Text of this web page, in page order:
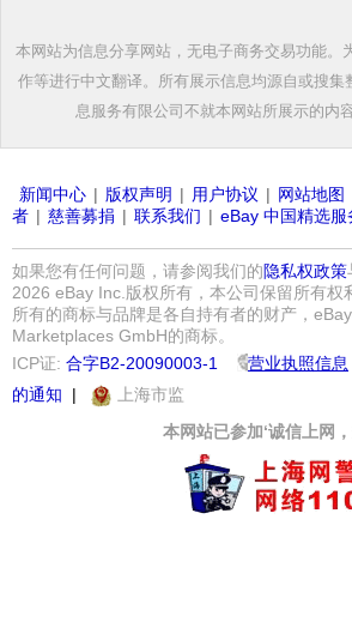
本网站为信息分享网站，无电子商务交易功能
作等进行中文翻译。所有展示信息均源自或搜
息服务有限公司不就本网站所展示的内
新闻中心 | 版权声明 | 用户协议 | 网站地图
者 | 慈善募捐 | 联系我们 | eBay 中国精选服
如果您有任何问题，请参阅我们的隐私权政策
2026 eBay Inc.版权所有，本公司保留所有权
所有的商标与品牌是各自持有者的财产，
Marketplaces GmbH的商标。
ICP证: 合字B2-20090003-1 营业执照信息
的通知 |
上海市监
本网站已参加‘诚信上网